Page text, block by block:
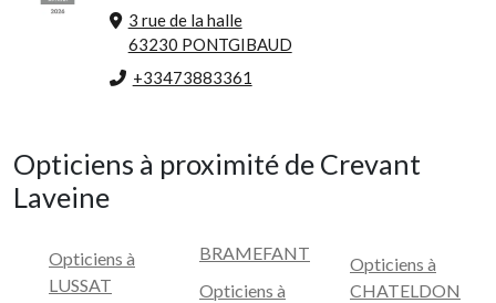
3 rue de la halle
63230 PONTGIBAUD
+33473883361
Opticiens à proximité de Crevant
Laveine
Opticiens à
LUSSAT
BRAMEFANT
Opticiens à
Opticiens à
CHATELDON